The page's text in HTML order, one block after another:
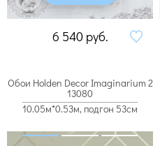
6 540 руб.
Обои Holden Decor Imaginarium 2
13080
10.05м*0.53м, подгон 53см